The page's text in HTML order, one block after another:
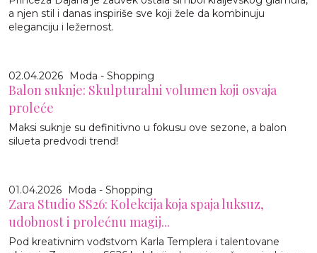
a njen stil i danas inspiriše sve koji žele da kombinuju
eleganciju i ležernost.
02.04.2026 Moda - Shopping
Balon suknje: Skulpturalni volumen koji osvaja
proleće
Maksi suknje su definitivno u fokusu ove sezone, a balon
silueta predvodi trend!
01.04.2026 Moda - Shopping
Zara Studio SS26: Kolekcija koja spaja luksuz,
udobnost i prolećnu magij...
Pod kreativnim vođstvom Karla Templera i talentovane